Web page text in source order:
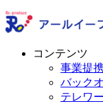
コンテンツ
事業提
バック
テレワ